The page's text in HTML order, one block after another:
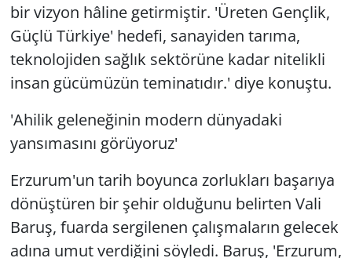
bir vizyon hâline getirmiştir. 'Üreten Gençlik,
Güçlü Türkiye' hedefi, sanayiden tarıma,
teknolojiden sağlık sektörüne kadar nitelikli
insan gücümüzün teminatıdır.' diye konuştu.
'Ahilik geleneğinin modern dünyadaki
yansımasını görüyoruz'
Erzurum'un tarih boyunca zorlukları başarıya
dönüştüren bir şehir olduğunu belirten Vali
Baruş, fuarda sergilenen çalışmaların gelecek
adına umut verdiğini söyledi. Baruş, 'Erzurum,